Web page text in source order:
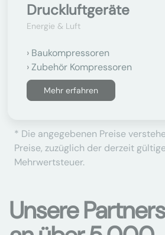
Druckluftgeräte
Energie & Luft
Baukompressoren
Zubehör Kompressoren
Mehr erfahren
* Die angegebenen Preise
Preise, zuzüglich der derzeit
Mehrwertsteuer.
Unsere